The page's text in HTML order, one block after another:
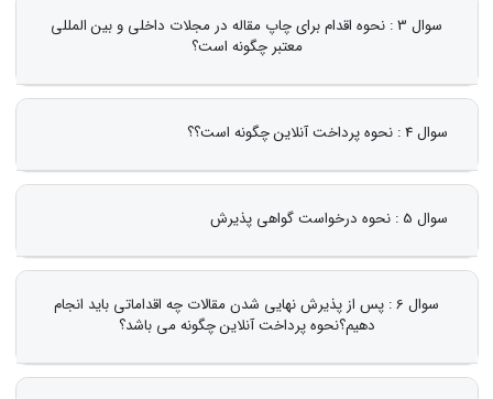
سوال 3 : نحوه اقدام برای چاپ مقاله در مجلات داخلی و بین المللی
معتبر چگونه است؟
سوال 4 : نحوه پرداخت آنلاین چگونه است؟؟
سوال 5 : نحوه درخواست گواهی پذیرش
سوال 6 : پس از پذیرش نهایی شدن مقالات چه اقداماتی باید انجام
دهیم؟نحوه پرداخت آنلاین چگونه می باشد؟